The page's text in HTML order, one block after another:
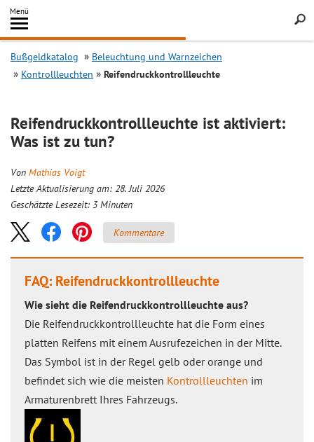
Inhalt
springen
Menü
Search
Bußgeldkatalog
Beleuchtung und Warnzeichen
Kontrollleuchten
Reifendruckkontrollleuchte
Reifendruckkontrollleuchte ist aktiviert:
Was ist zu tun?
Von Mathias Voigt
Letzte Aktualisierung am: 28. Juli 2026
Geschätzte Lesezeit: 3 Minuten
Kommentare
FAQ: Reifendruckkontrollleuchte
Wie sieht die Reifendruckkontrollleuchte aus?
Die Reifendruckkontrollleuchte hat die Form eines
platten Reifens mit einem Ausrufezeichen in der Mitte.
Das Symbol ist in der Regel gelb oder orange und
befindet sich wie die meisten Kontrollleuchten im
Armaturenbrett Ihres Fahrzeugs.